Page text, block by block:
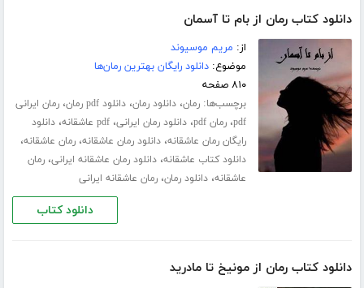
دانلود کتاب رمان از بام تا آسمان
از: مریم موسیوند
موضوع:دانلود رایگان بهترین رمان‌ها
۸۱۰ صفحه
برچسب‌ها:رمان،دانلود رمان،دانلود pdf رمان ،رمان ایرانی
pdf،رمان pdf ،دانلود رمان ایرانی،pdf عاشقانه ،دانلود
رایگان رمان عاشقانه،دانلود رمان عاشقانه،رمان عاشقانه،
دانلود کتاب عاشقانه،دانلود رمان عاشقانه ایرانی،رمان
عاشقانه،دانلود رمان،رمان عاشقانه ایرانی
دانلود کتاب
دانلود کتاب رمان از مونیخ تا مادرید